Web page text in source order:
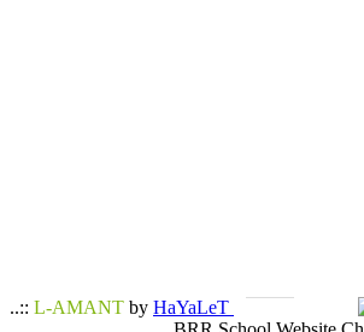
..:: L-AMANT by HaYaLeT